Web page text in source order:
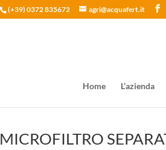
(+39) 0372 835672 agri@acquafert.it
Home L’azienda
MICROFILTRO